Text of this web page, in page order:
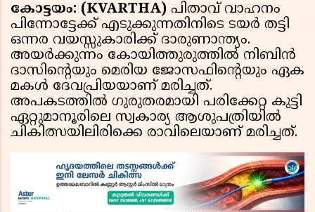
കോട്ടയം: (KVARTHA) പിതാവ് വാഹനം
പിന്നോട്ടേക്ക് എടുക്കുന്നതിനിടെ ടയർ തട്ടി
ഒന്നര വയസ്സുകാരിക്ക് ദാരുണാന്ത്യം.
അയർക്കുന്നം കോയിത്തുരുത്തിൽ നിബിൻ
ദാസിൻ്റെയും മെരിയ ജോസഫിൻ്റെയും ഏക
മകൾ ദേവപ്രിയയാണ് മരിച്ചത്.
അപകടത്തിൽ ഗുരുതരമായി പരിക്കേറ്റ കുട്ടി
ഏറ്റുമാനൂരിലെ സ്വകാര്യ ആശുപത്രിയിൽ
ചികിത്സയിലിരിക്കെ രാവിലെയാണ് മരിച്ചത്.